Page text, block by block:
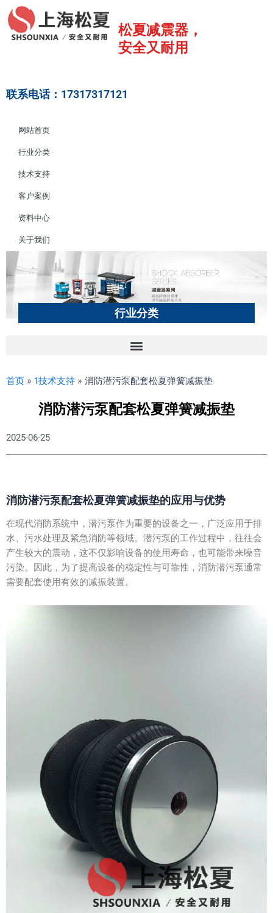
至
松夏减震器，
安全又耐用
联系电话：17317317121
网站首页
行业分类
技术支持
客户案例
资料中心
关于我们
行业分类
首页 » 1技术支持 » 消防潜污泵配套松夏弹簧减振垫
消防潜污泵配套松夏弹簧减振垫
2025-06-25
消防潜污泵配套松夏弹簧减振垫的应用与优势
在现代消防系统中，潜污泵作为重要的设备之一，广泛应用于排
水、污水处理及紧急消防等领域。潜污泵的工作过程中，往往会
产生较大的震动，这不仅影响设备的使用寿命，也可能带来噪音
污染。因此，为了提高设备的稳定性与可靠性，消防潜污泵通常
需要配套使用有效的减振装置。